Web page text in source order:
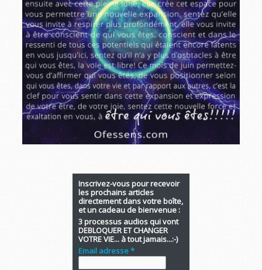
Inscrivez-vous pour recevoir
les prochains articles
directement dans votre boîte,
et un cadeau de bienvenue :
3 processus audios qui vont
DEBLOQUER ET CHANGER
VOTRE VIE... à tout jamais...:-)
Email adresse *